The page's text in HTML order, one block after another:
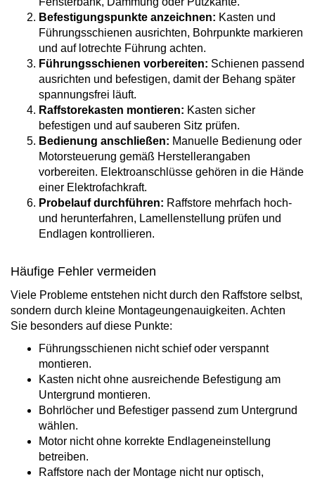
Befestigungspunkte anzeichnen: Kasten und
Führungsschienen ausrichten, Bohrpunkte markieren
und auf lotrechte Führung achten.
Führungsschienen vorbereiten: Schienen passend
ausrichten und befestigen, damit der Behang später
spannungsfrei läuft.
Raffstorekasten montieren: Kasten sicher
befestigen und auf sauberen Sitz prüfen.
Bedienung anschließen: Manuelle Bedienung oder
Motorsteuerung gemäß Herstellerangaben
vorbereiten. Elektroanschlüsse gehören in die Hände
einer Elektrofachkraft.
Probelauf durchführen: Raffstore mehrfach hoch-
und herunterfahren, Lamellenstellung prüfen und
Endlagen kontrollieren.
Häufige Fehler vermeiden
Viele Probleme entstehen nicht durch den Raffstore selbst,
sondern durch kleine Montageungenauigkeiten. Achten
Sie besonders auf diese Punkte:
Führungsschienen nicht schief oder verspannt
montieren.
Kasten nicht ohne ausreichende Befestigung am
Untergrund montieren.
Bohrlöcher und Befestiger passend zum Untergrund
wählen.
Motor nicht ohne korrekte Endlageneinstellung
betreiben.
Raffstore nach der Montage nicht nur optisch,